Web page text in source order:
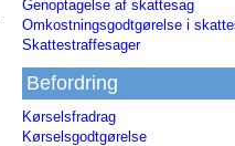
Genoptagelse af skattesag
Omkostningsgodtgørelse i
Skattestraffesager
Befordring
Kørselsfradrag
Kørselsgodtgørelse